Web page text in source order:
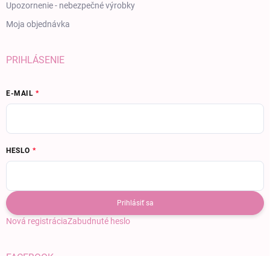
Upozornenie - nebezpečné výrobky
Moja objednávka
PRIHLÁSENIE
E-MAIL
HESLO
Prihlásiť sa
Nová registráciaZabudnuté heslo